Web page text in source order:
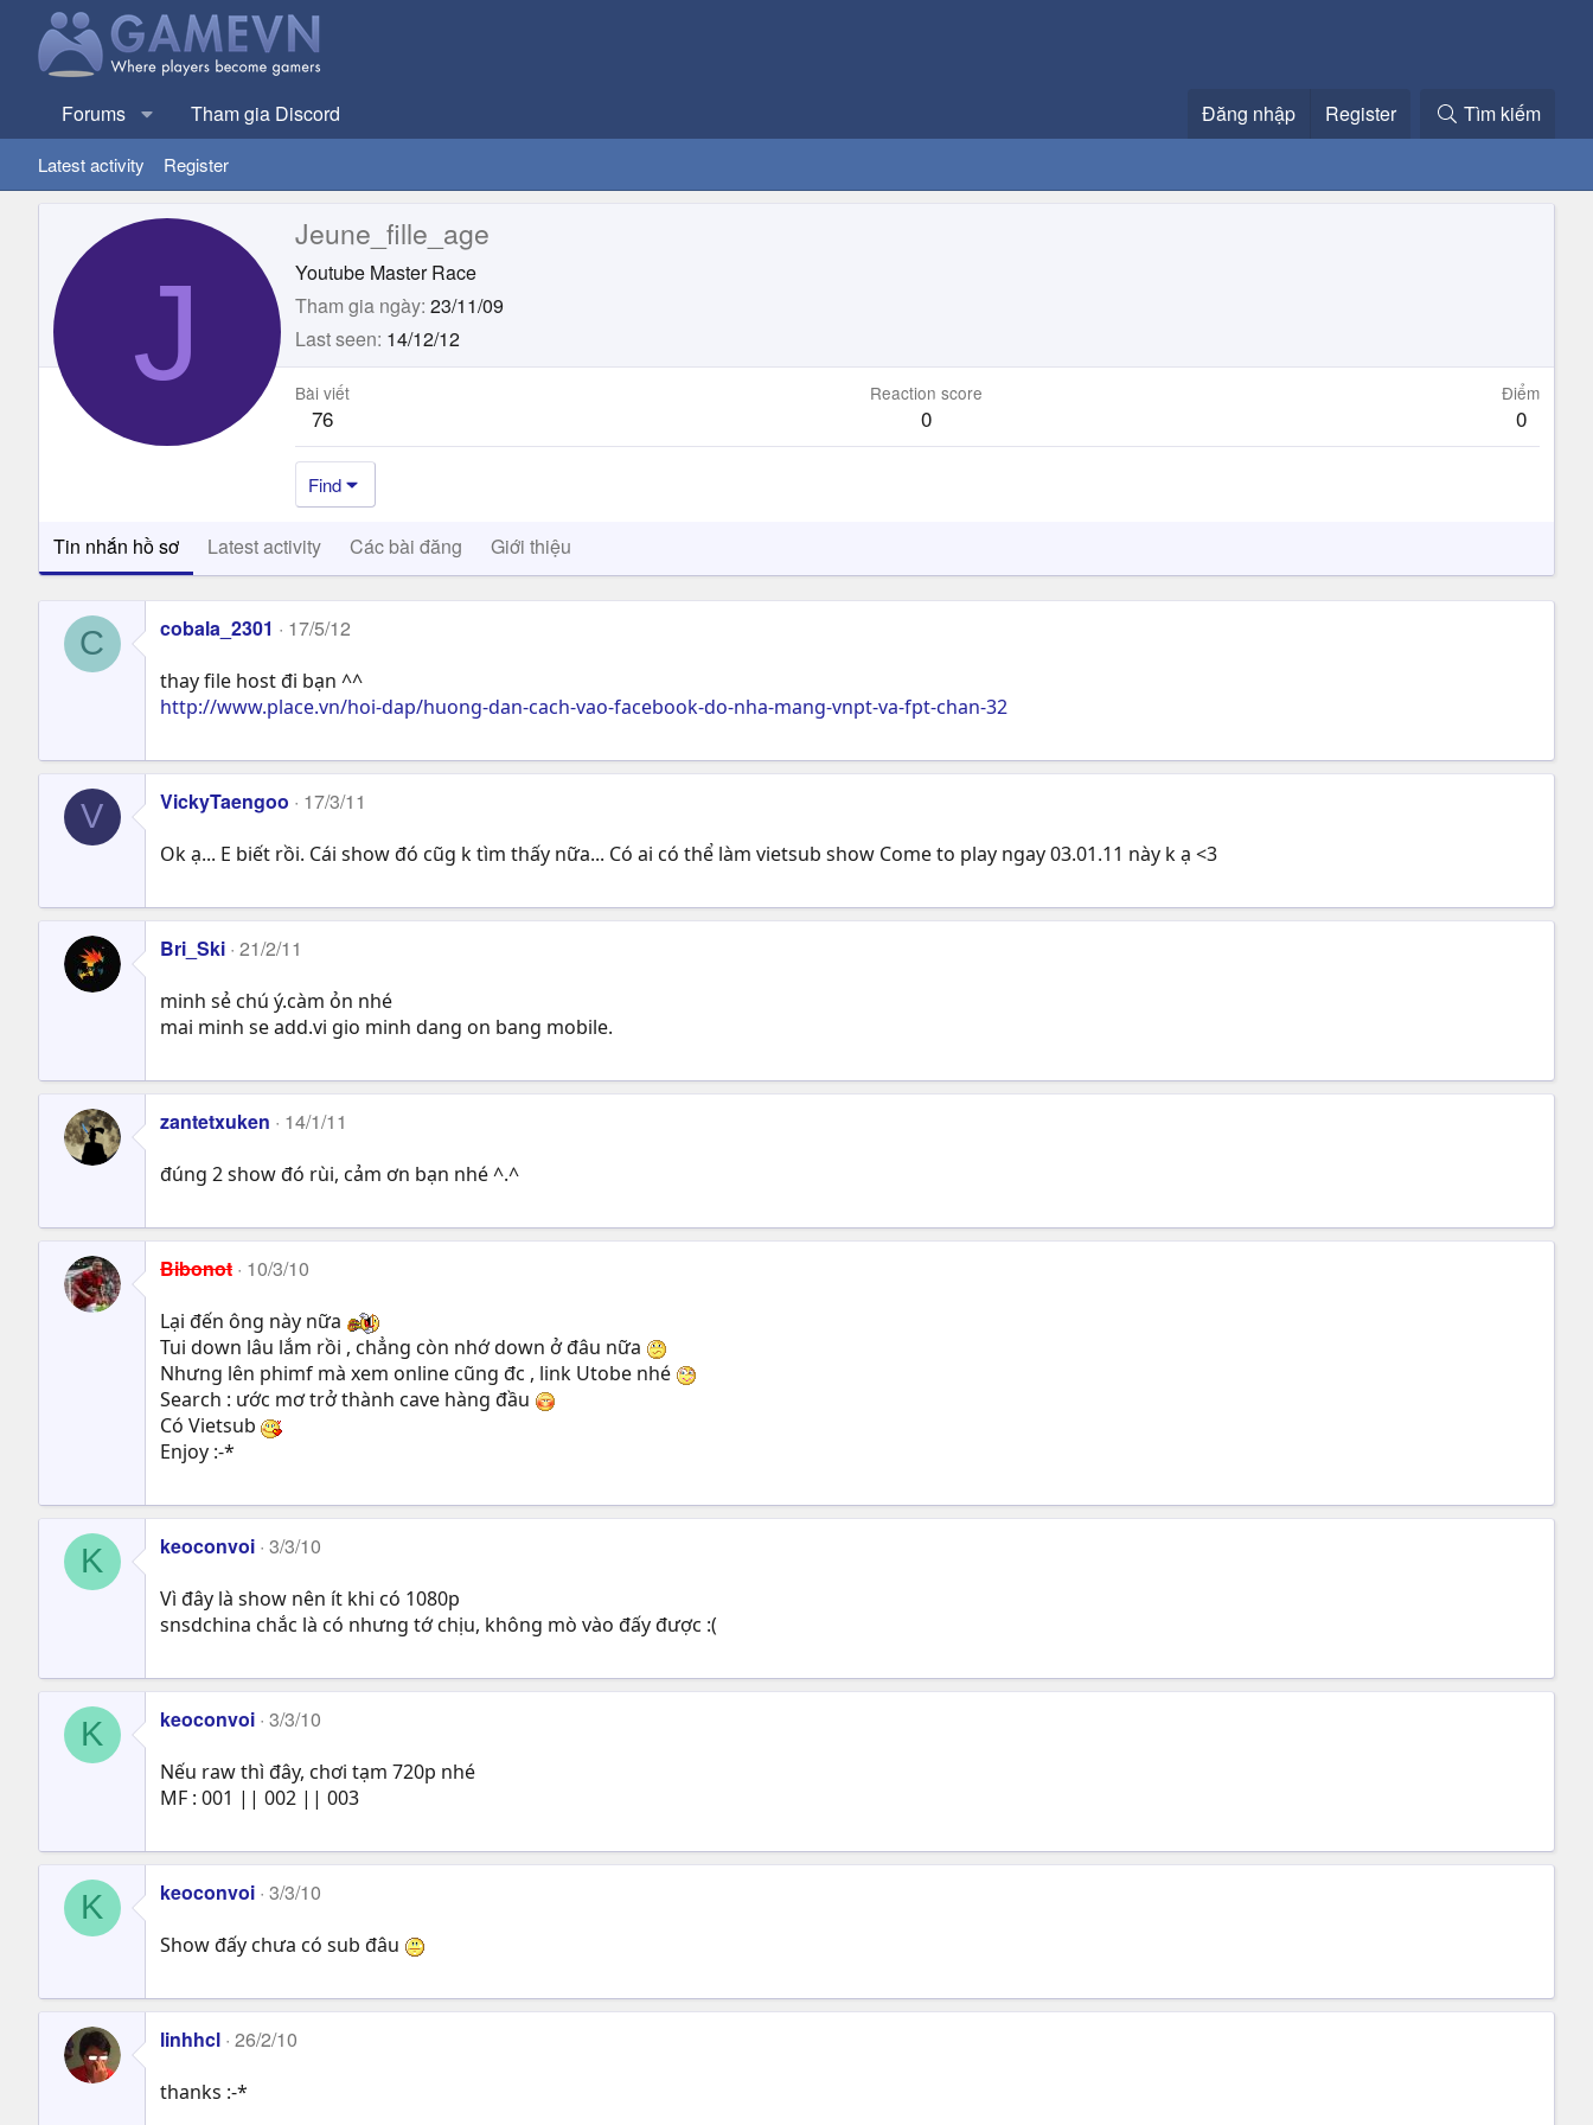
Forums Tham gia Discord Đăng nhập Register Tìm kiếm
Latest activity Register
J
Jeune_fille_age
Youtube Master Race
Tham gia ngày 23/11/09
Last seen 14/12/12
Bài viết
76
Reaction score
0
Điểm
0
Find
Tin nhắn hồ sơ Latest activity Các bài đăng Giới thiệu
C cobala_2301 17/5/12
thay file host đi bạn ^^
http://www.place.vn/hoi-dap/huong-dan-cach-vao-facebook-do-nha-mang-vnpt-va-fpt-chan-32
V VickyTaengoo 17/3/11
Ok ạ... E biết rồi. Cái show đó cũg k tìm thấy nữa... Có ai có thể làm vietsub show Come to play ngay 03.01.11 này k ạ <3
Bri_Ski 21/2/11
minh sẻ chú ý.càm ỏn nhé
mai minh se add.vi gio minh dang on bang mobile.
zantetxuken 14/1/11
đúng 2 show đó rùi, cảm ơn bạn nhé ^.^
Bibonot 10/3/10
Lại đến ông này nữa
Tui down lâu lắm rồi , chẳng còn nhớ down ở đâu nữa
Nhưng lên phimf mà xem online cũng đc , link Utobe nhé
Search : ước mơ trở thành cave hàng đầu
Có Vietsub
Enjoy :-*
K keoconvoi 3/3/10
Vì đây là show nên ít khi có 1080p
snsdchina chắc là có nhưng tớ chịu, không mò vào đấy được :(
K keoconvoi 3/3/10
Nếu raw thì đây, chơi tạm 720p nhé
MF : 001 || 002 || 003
K keoconvoi 3/3/10
Show đấy chưa có sub đâu
linhhcl 26/2/10
thanks :-*